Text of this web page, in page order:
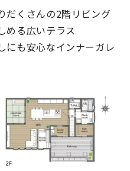
モデル
だくさんの2階リビング
める広いテラス
も安心なインナーガレ